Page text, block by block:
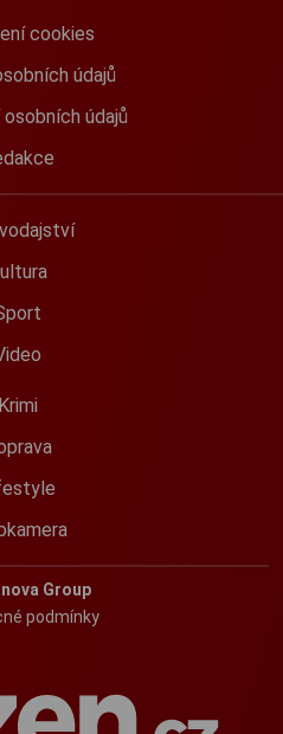
cookies
údajů
údajů
Krimi
Group
podmínky